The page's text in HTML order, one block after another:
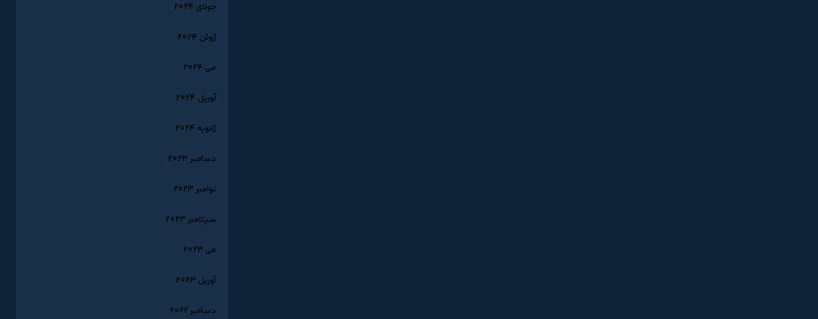
جولای 2024
ژوئن 2024
می 2024
آوریل 2024
ژانویه 2024
دسامبر 2023
نوامبر 2023
سپتامبر 2023
می 2023
آوریل 2023
دسامبر 2022